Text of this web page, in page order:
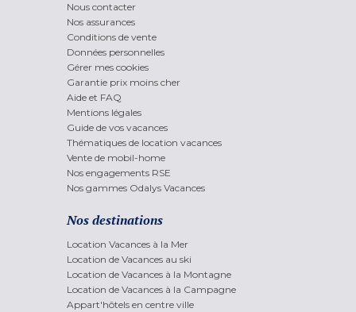
Nous contacter
Nos assurances
Conditions de vente
Données personnelles
Gérer mes cookies
Garantie prix moins cher
Aide et FAQ
Mentions légales
Guide de vos vacances
Thématiques de location vacances
Vente de mobil-home
Nos engagements RSE
Nos gammes Odalys Vacances
Nos destinations
Location Vacances à la Mer
Location de Vacances au ski
Location de Vacances à la Montagne
Location de Vacances à la Campagne
Appart'hôtels en centre ville